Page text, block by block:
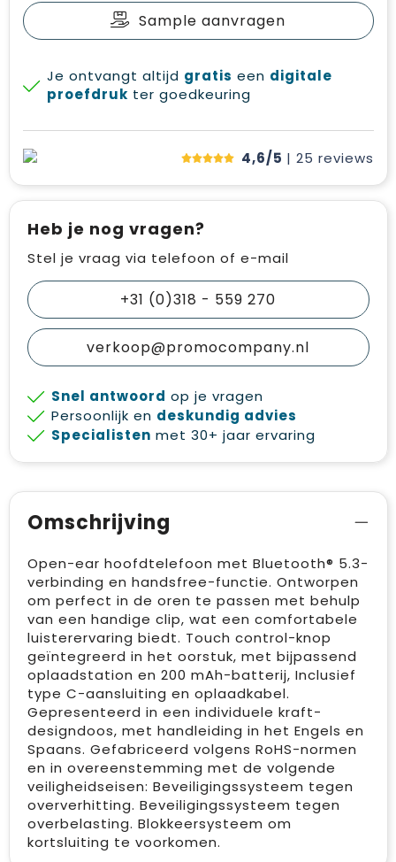
Sample aanvragen
Je ontvangt altijd gratis een digitale
proefdruk ter goedkeuring
4,6/5 | 25 reviews
Heb je nog vragen?
Stel je vraag via telefoon of e-mail
+31 (0)318 - 559 270
verkoop@promocompany.nl
Snel antwoord op je vragen
Persoonlijk en deskundig advies
Specialisten met 30+ jaar ervaring
Omschrijving
Open-ear hoofdtelefoon met Bluetooth® 5.3-
verbinding en handsfree-functie. Ontworpen
om perfect in de oren te passen met behulp
van een handige clip, wat een comfortabele
luisterervaring biedt. Touch control-knop
geïntegreerd in het oorstuk, met bijpassend
oplaadstation en 200 mAh-batterij, Inclusief
type C-aansluiting en oplaadkabel.
Gepresenteerd in een individuele kraft-
designdoos, met handleiding in het Engels en
Spaans. Gefabriceerd volgens RoHS-normen
en in overeenstemming met de volgende
veiligheidseisen: Beveiligingssysteem tegen
oververhitting. Beveiligingssysteem tegen
overbelasting. Blokkeersysteem om
kortsluiting te voorkomen.